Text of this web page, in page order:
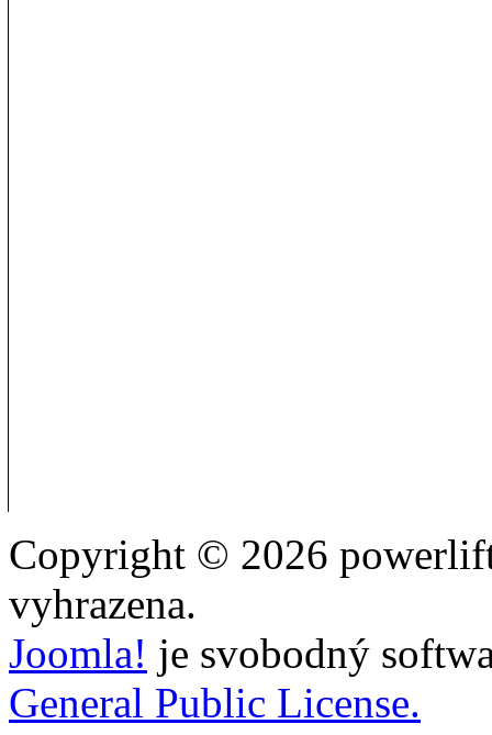
Copyright © 2026
vyhrazena.
Joomla! je svobodný
General Public License.